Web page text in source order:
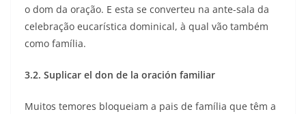
o dom da oração. E esta se converteu na ante-sala da
celebração eucarística dominical, à qual vão também
como família.
3.2. Suplicar el don de la oración familiar
Muitos temores bloqueiam a pais de família que têm a